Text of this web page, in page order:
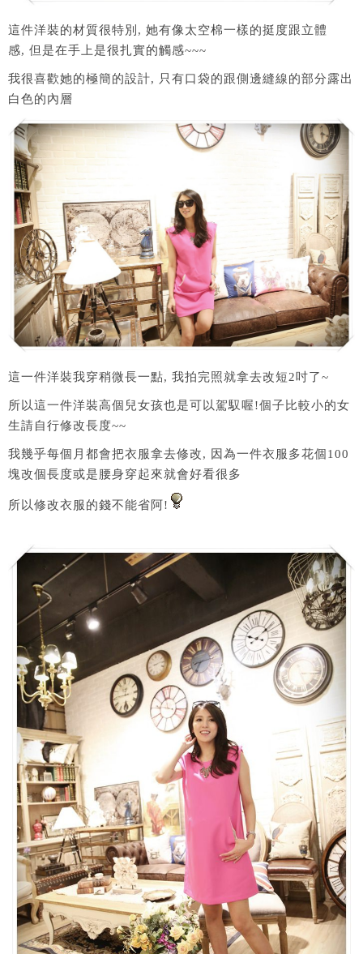
這件洋裝的材質很特別, 她有像太空棉一樣的挺度跟立體
感, 但是在手上是很扎實的觸感~~~
我很喜歡她的極簡的設計, 只有口袋的跟側邊縫線的部分露出
白色的內層
這一件洋裝我穿稍微長一點, 我拍完照就拿去改短2吋了~
所以這一件洋裝高個兒女孩也是可以駕馭喔!個子比較小的女
生請自行修改長度~~
我幾乎每個月都會把衣服拿去修改, 因為一件衣服多花個100
塊改個長度或是腰身穿起來就會好看很多
所以修改衣服的錢不能省阿!